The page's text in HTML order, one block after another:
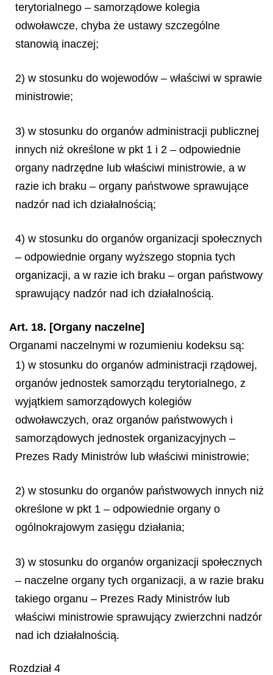
terytorialnego – samorządowe kolegia
odwoławcze, chyba że ustawy szczególne
stanowią inaczej;
2) w stosunku do wojewodów – właściwi w sprawie
ministrowie;
3) w stosunku do organów administracji publicznej
innych niż określone w pkt 1 i 2 – odpowiednie
organy nadrzędne lub właściwi ministrowie, a w
razie ich braku – organy państwowe sprawujące
nadzór nad ich działalnością;
4) w stosunku do organów organizacji społecznych
– odpowiednie organy wyższego stopnia tych
organizacji, a w razie ich braku – organ państwowy
sprawujący nadzór nad ich działalnością.
Art. 18. [Organy naczelne]
Organami naczelnymi w rozumieniu kodeksu są:
1) w stosunku do organów administracji rządowej,
organów jednostek samorządu terytorialnego, z
wyjątkiem samorządowych kolegiów
odwoławczych, oraz organów państwowych i
samorządowych jednostek organizacyjnych –
Prezes Rady Ministrów lub właściwi ministrowie;
2) w stosunku do organów państwowych innych niż
określone w pkt 1 – odpowiednie organy o
ogólnokrajowym zasięgu działania;
3) w stosunku do organów organizacji społecznych
– naczelne organy tych organizacji, a w razie braku
takiego organu – Prezes Rady Ministrów lub
właściwi ministrowie sprawujący zwierzchni nadzór
nad ich działalnością.
Rozdział 4